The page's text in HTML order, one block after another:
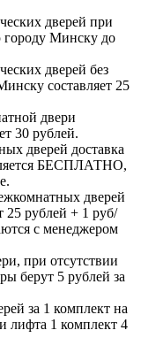
дверей при
городу Минску до
дверей без
составляет 25
двери
30 рублей.
дверей доставка
БЕСПЛАТНО,
дверей
рублей + 1 руб/
с менеджером
при отсутствии
берут 5 рублей за
за 1 комплект на
лифта 1 комплект 4